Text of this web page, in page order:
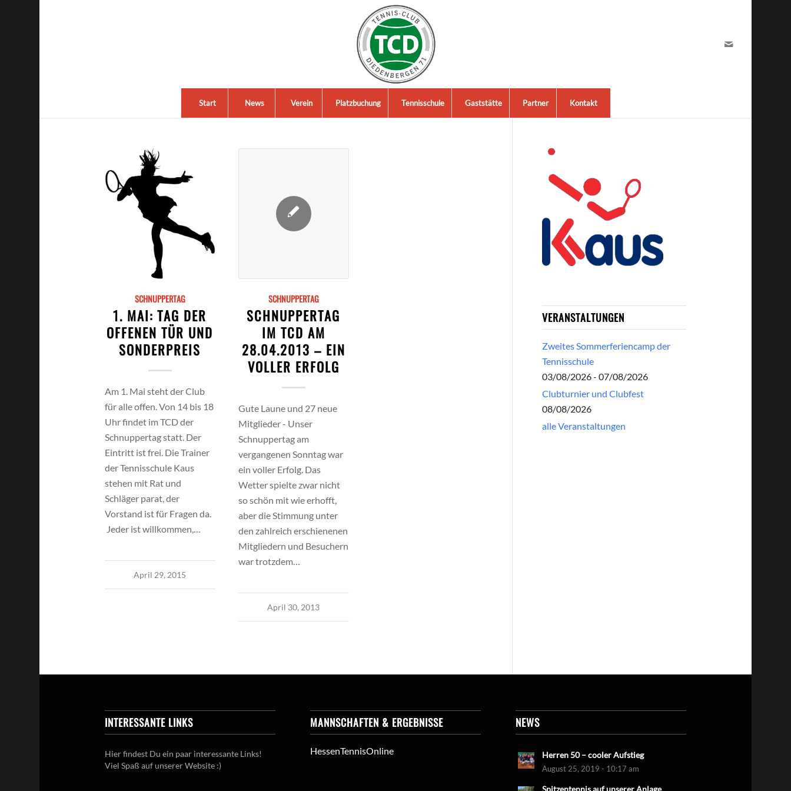
Start News Verein Platzbuchung Tennisschule Gaststätte Partner Kontakt
SCHNUPPERTAG
1. MAI: TAG DER
OFFENEN TÜR UND
SONDERPREIS
Am 1. Mai steht der Club
für alle offen. Von 14 bis 18
Uhr findet im TCD der
Schnuppertag statt. Der
Eintritt ist frei. Die Trainer
der Tennisschule Kaus
stehen mit Rat und
Schläger parat, der
Vorstand ist für Fragen da.
Jeder ist willkommen,…
April 29, 2015
SCHNUPPERTAG
SCHNUPPERTAG
IM TCD AM
28.04.2013 – EIN
VOLLER ERFOLG
Gute Laune und 27 neue
Mitglieder - Unser
Schnuppertag am
vergangenen Sonntag war
ein voller Erfolg. Das
Wetter spielte zwar nicht
so schön mit wie erhofft,
aber die Stimmung unter
den zahlreich erschienenen
Mitgliedern und Besuchern
war trotzdem…
April 30, 2013
VERANSTALTUNGEN
Zweites Sommerferiencamp der
Tennisschule
03/08/2026 - 07/08/2026
Clubturnier und Clubfest
08/08/2026
alle Veranstaltungen
INTERESSANTE LINKS
Hier findest Du ein paar interessante Links!
Viel Spaß auf unserer Website :)
MANNSCHAFTEN & ERGEBNISSE
HessenTennisOnline
NEWS
Herren 50 – cooler Aufstieg
August 25, 2019 - 10:17 am